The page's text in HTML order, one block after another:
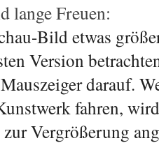
lange Freuen:
Bild etwas
Version
darauf.
fahren,
Vergrößerung